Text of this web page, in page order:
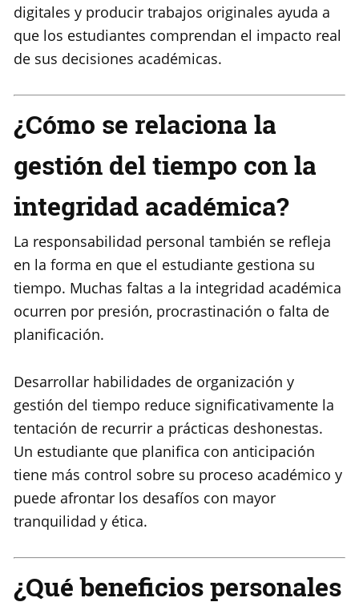
digitales y producir trabajos originales ayuda a
que los estudiantes comprendan el impacto real
de sus decisiones académicas.
¿Cómo se relaciona la
gestión del tiempo con la
integridad académica?
La responsabilidad personal también se refleja
en la forma en que el estudiante gestiona su
tiempo. Muchas faltas a la integridad académica
ocurren por presión, procrastinación o falta de
planificación.
Desarrollar habilidades de organización y
gestión del tiempo reduce significativamente la
tentación de recurrir a prácticas deshonestas.
Un estudiante que planifica con anticipación
tiene más control sobre su proceso académico y
puede afrontar los desafíos con mayor
tranquilidad y ética.
¿Qué beneficios personales